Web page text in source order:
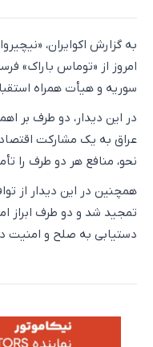
به گزارش اکوایران،
امروز از «توماس باراک»
سوریه و هیأت همراه
در این دیدار، دو طرف بر
عراق به یک مشارکت
نحو، منافع هر دو طرف را
همچنین در این دیدار از
تمجید شد و دو طرف ابراز
دستیابی به صلح و امنیت